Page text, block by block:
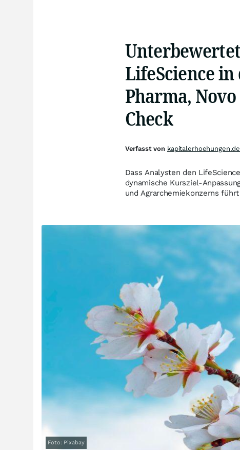
LifeScience in
Pharma,
Check
Dass Analysten den
dynamische Kursziel-
und Agrarchemiekonzerns
Foto: Pixabay
Verfasst von kapitalerhoehungen.de